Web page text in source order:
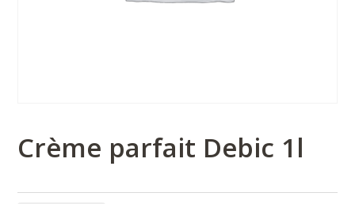
Crème parfait Debic 1l